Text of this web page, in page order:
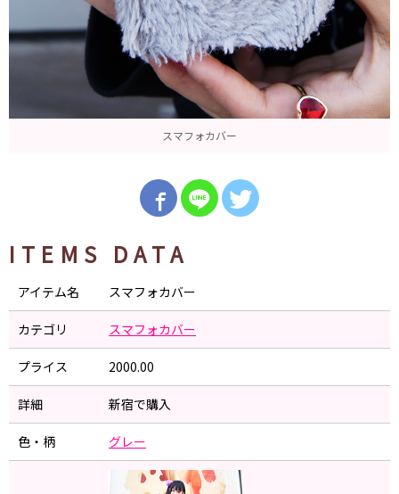
スマフォカバー
ITEMS DATA
アイテム名 スマフォカバー
カテゴリ スマフォカバー
プライス 2000.00
詳細 新宿で購入
色・柄 グレー